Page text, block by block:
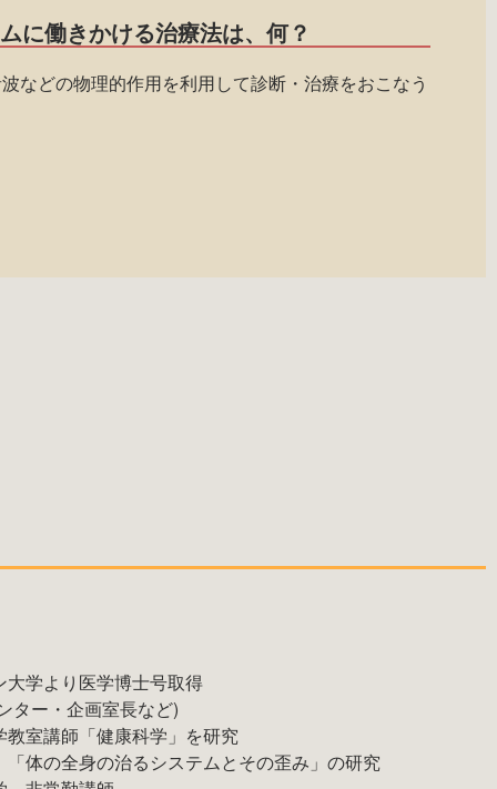
に働きかける治療法は、何？
などの物理的作用を利用して診断・治療をおこなう
学より医学博士号取得
ー・企画室長など)
室講師「健康科学」を研究
体の全身の治るシステムとその歪み」の研究